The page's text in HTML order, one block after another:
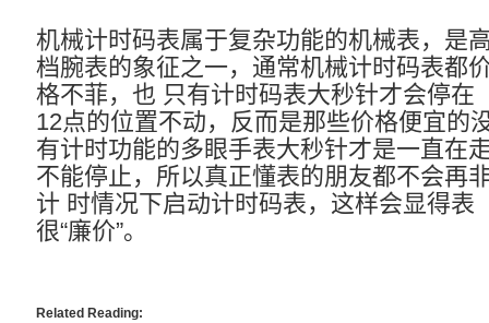
机械计时码表属于复杂功能的机械表，是
档腕表的象征之一，通常机械计时码表都
格不菲，也 只有计时码表大秒针才会停在
12点的位置不动，反而是那些价格便宜的
有计时功能的多眼手表大秒针才是一直在
不能停止，所以真正懂表的朋友都不会再
计 时情况下启动计时码表，这样会显得表
很“廉价”。
Related Reading: